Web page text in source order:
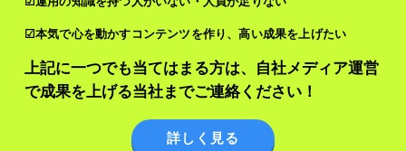
☑本気で心を動かすコンテンツを作り、高い成果を上げたい
上記に一つでも当てはまる方は、自社メディア運営
で成果を上げる当社までご連絡ください！
詳しく見る